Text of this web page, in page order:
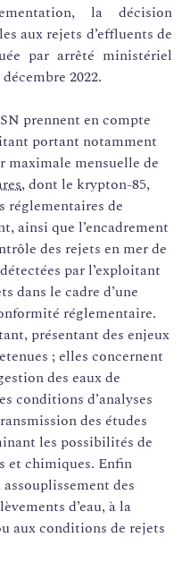
la décision
aux rejets d’effluents de
par arrêté ministériel
2022.
prennent en compte
portant notamment
mensuelle de
, dont le krypton-85,
réglementaires de
ainsi que l’encadrement
des rejets en mer de
par l’exploitant
dans le cadre d’une
réglementaire.
présentant des enjeux
; elles concernent
des eaux de
conditions d’analyses
des études
les possibilités de
et chimiques. Enfin
des
d’eau, à la
aux conditions de rejets